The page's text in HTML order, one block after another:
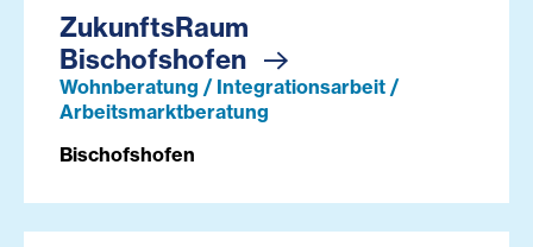
ZukunftsRaum
Bischofshofen
Wohnberatung / Integrationsarbeit /
Arbeitsmarktberatung
Bischofshofen